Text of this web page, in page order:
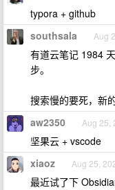
typora + github
southsala Aug
有道云笔记 1984
步。
搜索慢的要死，新
aw2350 Aug 25,
坚果云 + vscode
xiaoz Aug 25,
最近试了下